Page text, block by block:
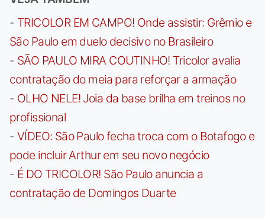
- TRICOLOR EM CAMPO! Onde assistir: Grêmio e
São Paulo em duelo decisivo no Brasileiro
- SÃO PAULO MIRA COUTINHO! Tricolor avalia
contratação do meia para reforçar a armação
- OLHO NELE! Joia da base brilha em treinos no
profissional
- VÍDEO: São Paulo fecha troca com o Botafogo e
pode incluir Arthur em seu novo negócio
- É DO TRICOLOR! São Paulo anuncia a
contratação de Domingos Duarte